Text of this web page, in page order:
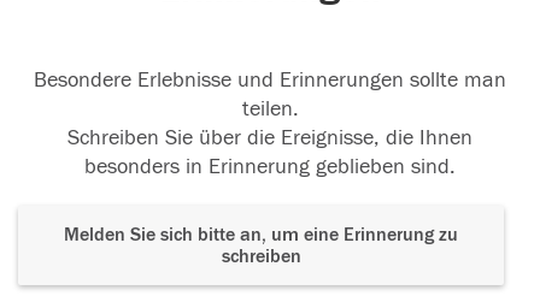
Besondere Erlebnisse und Erinnerungen sollte man
teilen.
Schreiben Sie über die Ereignisse, die Ihnen
besonders in Erinnerung geblieben sind.
Melden Sie sich bitte an, um eine Erinnerung zu
schreiben